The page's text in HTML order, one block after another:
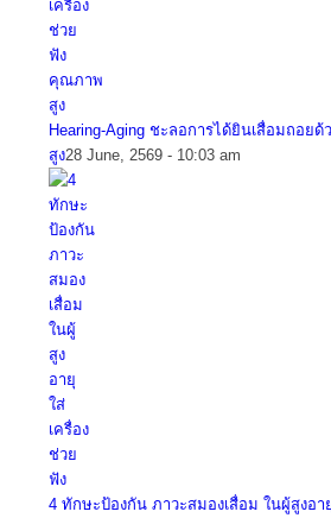
Hearing-Aging ชะลอการได้ยินเสื่อมถอย
สูง28 June, 2569 - 10:03 am
4 ทักษะป้องกัน ภาวะสมองเสื่อม ในผู้สูงอา